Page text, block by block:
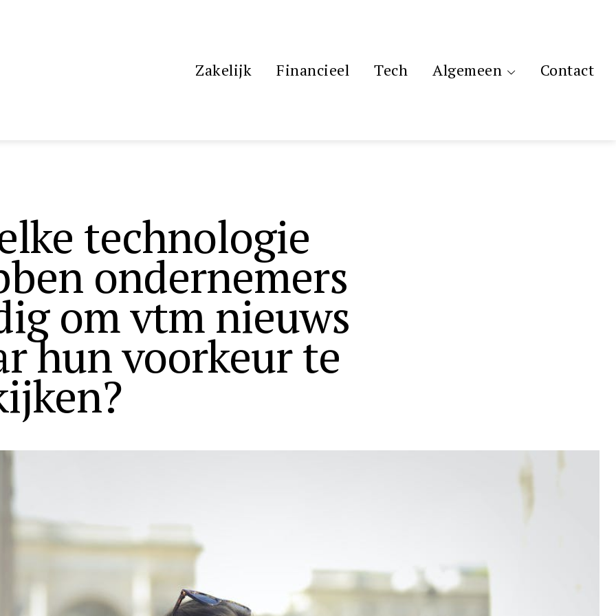
Zakelijk Financieel Tech Algemeen Contact
technologie
ondernemers
om vtm nieuws
hun voorkeur te